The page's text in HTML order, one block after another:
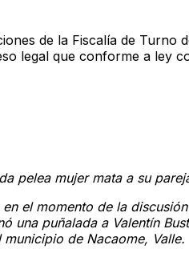
de la Fiscalía de Turno
legal que conforme a ley
pelea mujer mata a su
el momento de la discusión
una puñalada a Valentín
de Nacaome, Valle.